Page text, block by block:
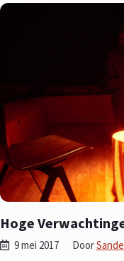
Hoge
9 mei 2017 Door